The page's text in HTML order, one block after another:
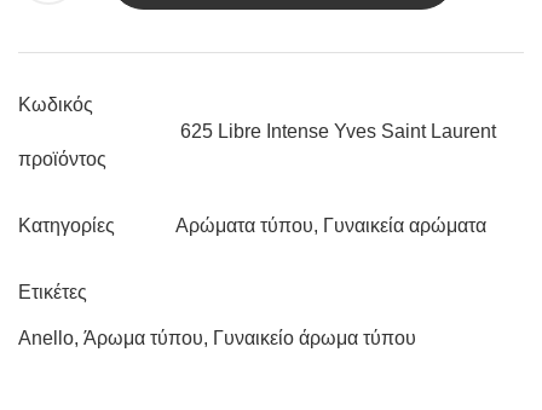
SAINT
Κωδικός
προϊόντος
625 Libre Intense Yves Saint Laurent
Κατηγορίες Αρώματα τύπου, Γυναικεία αρώματα
Ετικέτες
Anello, Άρωμα τύπου, Γυναικείο άρωμα τύπου